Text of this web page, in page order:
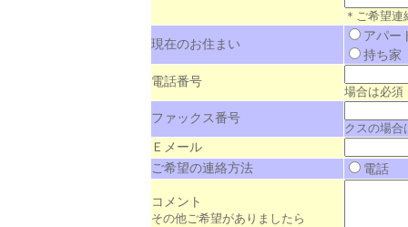
＊ご希望
現在のお住まい
アパ
持ち
電話番号
場合は必須
ファックス番号
クスの場合
Ｅメール
ご希望の連絡方法
電
コメント
その他ご希望がありましたら